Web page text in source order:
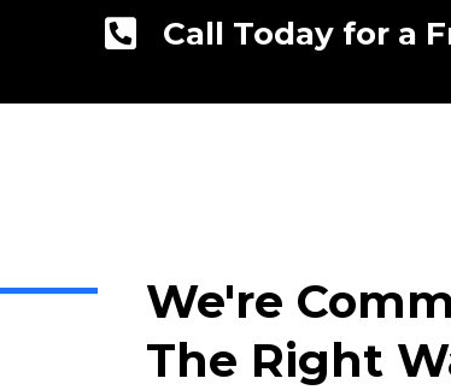
Call Today for a
We're
The Right